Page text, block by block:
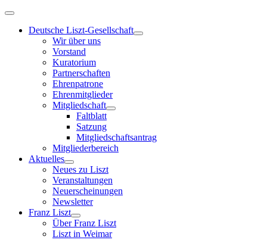
Deutsche Liszt-Gesellschaft
Wir über uns
Vorstand
Kuratorium
Partnerschaften
Ehrenpatrone
Ehrenmitglieder
Mitgliedschaft
Faltblatt
Satzung
Mitgliedschaftsantrag
Mitgliederbereich
Aktuelles
Neues zu Liszt
Veranstaltungen
Neuerscheinungen
Newsletter
Franz Liszt
Über Franz Liszt
Liszt in Weimar